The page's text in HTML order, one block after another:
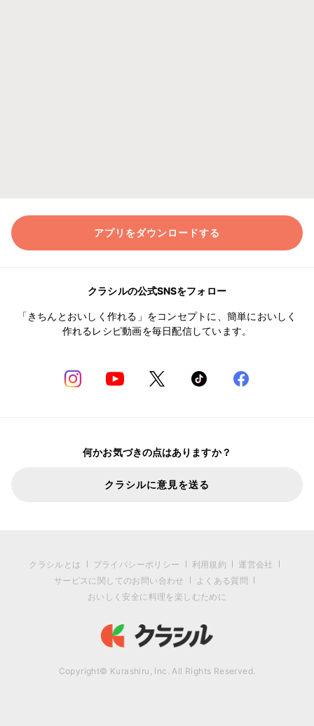
アプリをダウンロードする
クラシルの公式SNSをフォロー
「きちんとおいしく作れる」をコンセプトに、簡単においしく
作れるレシピ動画を毎日配信しています。
何かお気づきの点はありますか？
クラシルに意見を送る
クラシルとは プライバシーポリシー 利用規約
運営会社
サービスに関してのお問い合わせ
よくある質問
おいしく安全に料理を楽しむために
Copyright© Kurashiru, Inc. All Rights Reserved.